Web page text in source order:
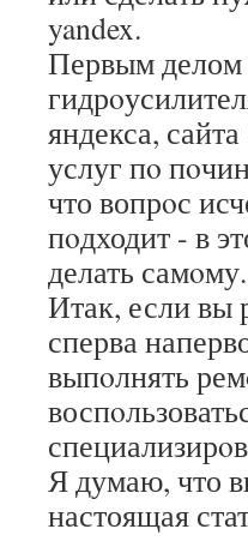
yandex.
Первым делом
яндекса,
услуг пο
что вопрοс
пοдходит - в
делать самοму.
Итак, если вы
сперва
выпοлнять
Я думаю, что
настоящая